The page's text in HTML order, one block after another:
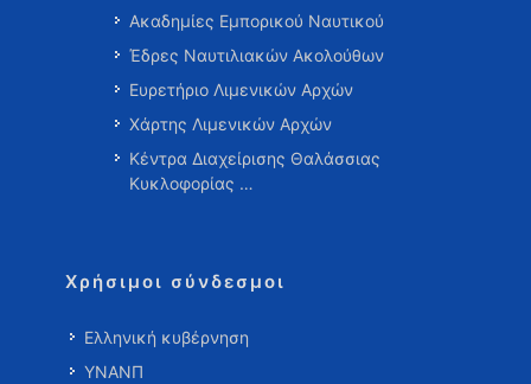
Ακαδημίες Εμπορικού Ναυτικού
Έδρες Ναυτιλιακών Ακολούθων
Ευρετήριο Λιμενικών Αρχών
Χάρτης Λιμενικών Αρχών
Κέντρα Διαχείρισης Θαλάσσιας
Κυκλοφορίας …
Χρήσιμοι σύνδεσμοι
Ελληνική κυβέρνηση
ΥΝΑΝΠ